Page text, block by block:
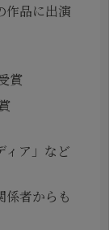
作品に出演
賞
ィア」など
係者からも